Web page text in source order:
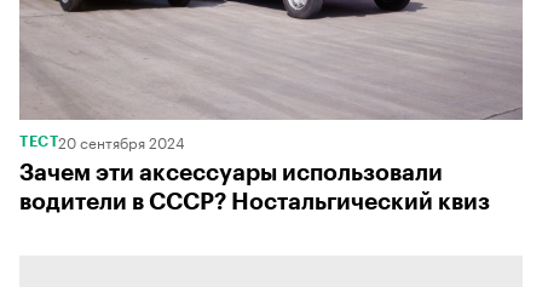
ТЕСТ20 сентября 2024
Зачем эти аксессуары использовали
водители в СССР? Ностальгический квиз